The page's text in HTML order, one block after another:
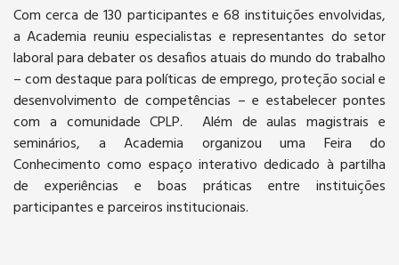
Com cerca de 130 participantes e 68 instituições envolvidas,
a Academia reuniu especialistas e representantes do setor
laboral para debater os desafios atuais do mundo do trabalho
– com destaque para políticas de emprego, proteção social e
desenvolvimento de competências – e estabelecer pontes
com a comunidade CPLP. Além de aulas magistrais e
seminários, a Academia organizou uma Feira do
Conhecimento como espaço interativo dedicado à partilha
de experiências e boas práticas entre instituições
participantes e parceiros institucionais.